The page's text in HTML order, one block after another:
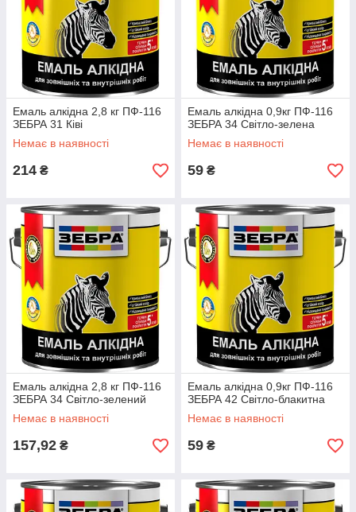
Емаль алкідна 2,8 кг ПФ-116
ЗЕБРА 31 Ківі
Немає в наявності
214 ₴
Емаль алкідна 0,9кг ПФ-116
ЗЕБРА 34 Світло-зелена
Немає в наявності
59 ₴
Емаль алкідна 2,8 кг ПФ-116
ЗЕБРА 34 Світло-зелений
Немає в наявності
157,92 ₴
Емаль алкідна 0,9кг ПФ-116
ЗЕБРА 42 Світло-блакитна
Немає в наявності
59 ₴